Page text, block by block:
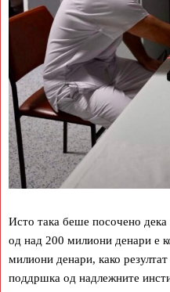
Исто така беше посочено дека
од над 200 милиони денари е
милиони денари, како
поддршка од надлежните